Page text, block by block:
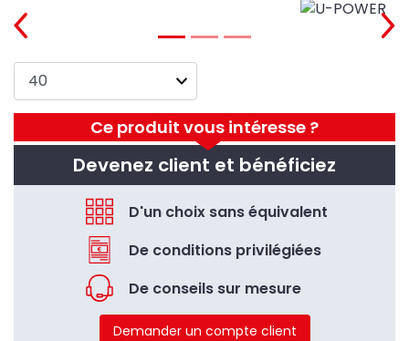
Ce produit vous intéresse ?
Devenez client et bénéficiez
D'un choix sans équivalent
De conditions privilégiées
De conseils sur mesure
Demander un compte client